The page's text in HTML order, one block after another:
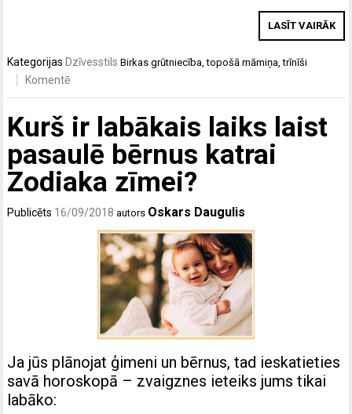
LASĪT VAIRĀK
Kategorijas Dzīvesstils Birkasgrūtniecība,topošā māmiņa,trīnīši
Komentē
Kurš ir labākais laiks laist
pasaulē bērnus katrai
Zodiaka zīmei?
Publicēts 16/09/2018 autors Oskars Daugulis
Ja jūs plānojat ģimeni un bērnus, tad ieskatieties
savā horoskopā – zvaigznes ieteiks jums tikai
labāko: